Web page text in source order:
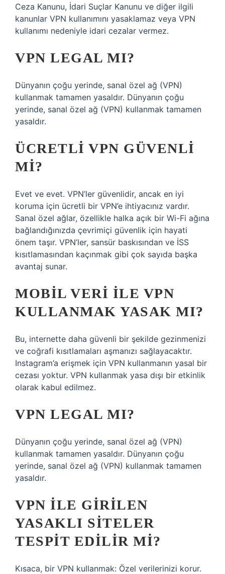
Ceza Kanunu, İdari Suçlar Kanunu ve diğer ilgili
kanunlar VPN kullanımını yasaklamaz veya VPN
kullanımı nedeniyle idari cezalar vermez.
VPN LEGAL MI?
Dünyanın çoğu yerinde, sanal özel ağ (VPN)
kullanmak tamamen yasaldır. Dünyanın çoğu
yerinde, sanal özel ağ (VPN) kullanmak tamamen
yasaldır.
ÜCRETLI VPN GÜVENLI
MI?
Evet ve evet. VPN’ler güvenlidir, ancak en iyi
koruma için ücretli bir VPN’e ihtiyacınız vardır.
Sanal özel ağlar, özellikle halka açık bir Wi-Fi ağına
bağlandığınızda çevrimiçi güvenlik için hayati
önem taşır. VPN’ler, sansür baskısından ve İSS
kısıtlamasından kaçınmak gibi çok sayıda başka
avantaj sunar.
MOBIL VERI ILE VPN
KULLANMAK YASAK MI?
Bu, internette daha güvenli bir şekilde gezinmenizi
ve coğrafi kısıtlamaları aşmanızı sağlayacaktır.
Instagram’a erişmek için VPN kullanmanın yasal bir
cezası yoktur. VPN kullanmak yasa dışı bir etkinlik
olarak kabul edilmez.
VPN LEGAL MI?
Dünyanın çoğu yerinde, sanal özel ağ (VPN)
kullanmak tamamen yasaldır. Dünyanın çoğu
yerinde, sanal özel ağ (VPN) kullanmak tamamen
yasaldır.
VPN ILE GIRILEN
YASAKLI SITELER
TESPIT EDILIR MI?
Kısaca, bir VPN kullanmak: Özel verilerinizi korur.